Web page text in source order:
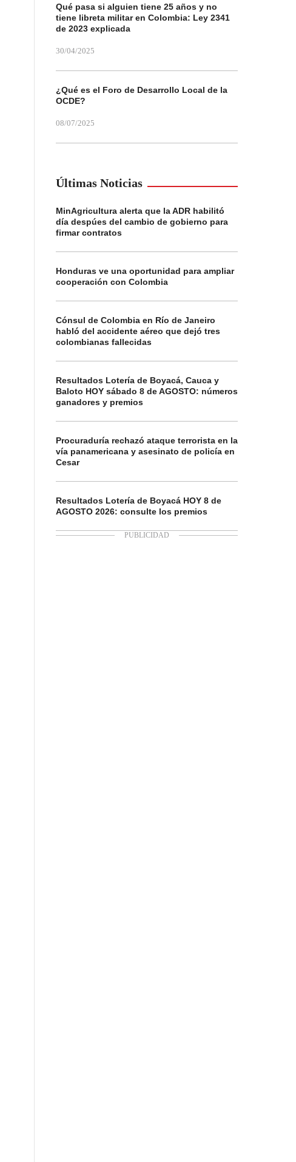
Qué pasa si alguien tiene 25 años y no
tiene libreta militar en Colombia: Ley 2341
de 2023 explicada
30/04/2025
¿Qué es el Foro de Desarrollo Local de la
OCDE?
08/07/2025
Últimas Noticias
MinAgricultura alerta que la ADR habilitó
día despúes del cambio de gobierno para
firmar contratos
Honduras ve una oportunidad para ampliar
cooperación con Colombia
Cónsul de Colombia en Río de Janeiro
habló del accidente aéreo que dejó tres
colombianas fallecidas
Resultados Lotería de Boyacá, Cauca y
Baloto HOY sábado 8 de AGOSTO: números
ganadores y premios
Procuraduría rechazó ataque terrorista en la
vía panamericana y asesinato de policía en
Cesar
Resultados Lotería de Boyacá HOY 8 de
AGOSTO 2026: consulte los premios